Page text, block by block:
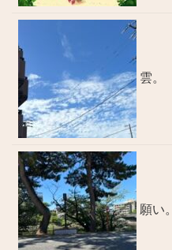
雲。
願い。